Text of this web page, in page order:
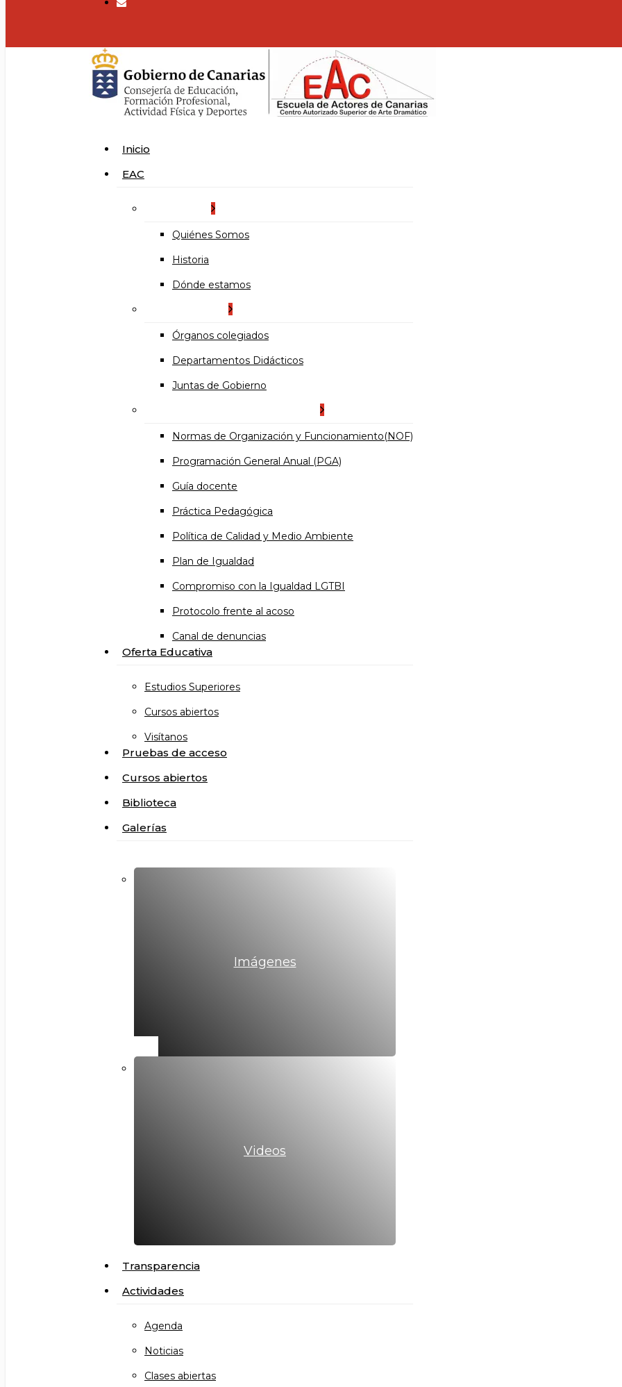
search
Menu
Inicio
EAC
Quiénes Somos
Historia
Dónde estamos
Órganos colegiados
Departamentos Didácticos
Juntas de Gobierno
Normas de Organización y Funcionamiento(NOF)
Programación General Anual (PGA)
Guía docente
Práctica Pedagógica
Política de Calidad y Medio Ambiente
Plan de Igualdad
Compromiso con la Igualdad LGTBI
Protocolo frente al acoso
Canal de denuncias
Oferta Educativa
Estudios Superiores
Cursos abiertos
Visítanos
Pruebas de acceso
Cursos abiertos
Biblioteca
Galerías
Imágenes
Videos
Transparencia
Actividades
Agenda
Noticias
Clases abiertas